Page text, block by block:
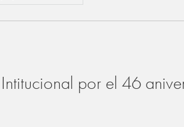
por el 46